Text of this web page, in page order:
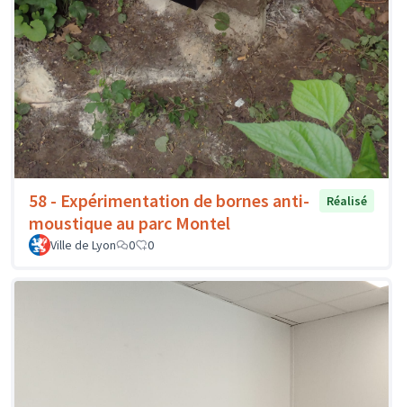
58 - Expérimentation de bornes anti-
moustique au parc Montel
Réalisé
Ville de Lyon 0 0